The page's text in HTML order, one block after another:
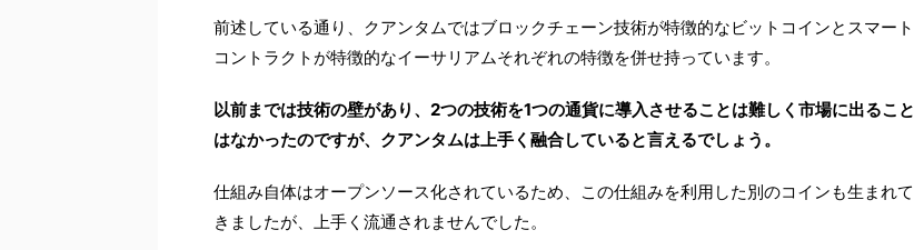
前述している通り、クアンタムではブロックチェーン技術が特徴的なビットコインとスマート
コントラクトが特徴的なイーサリアムそれぞれの特徴を併せ持っています。
以前までは技術の壁があり、2つの技術を1つの通貨に導入させることは難しく市場に出ること
はなかったのですが、クアンタムは上手く融合していると言えるでしょう。
仕組み自体はオープンソース化されているため、この仕組みを利用した別のコインも生まれて
きましたが、上手く流通されませんでした。